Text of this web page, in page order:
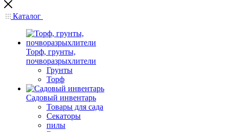
Каталог
Торф, грунты,
почворазрыхлители
Грунты
Торф
Садовый инвентарь
Товары для сада
Секаторы
пилы